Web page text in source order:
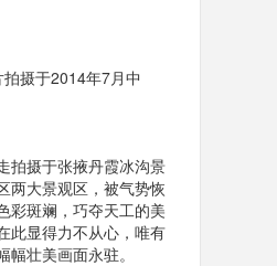
于2014年7月中
摄于张掖丹霞冰沟景
两大景观区，被气势恢
彩斑斓，巧夺天工的美
此显得力不从心，唯有
壮美画面永驻。